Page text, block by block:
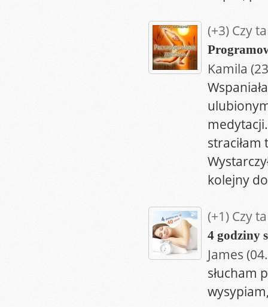
(+3) Czy
Kamila
straciłam
kolejny
(+1) Czy
4 godziny
James
słucham